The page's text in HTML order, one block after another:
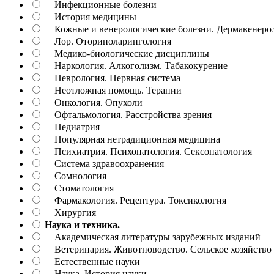
Инфекционные болезни
История медицины
Кожные и венерологические болезни.
Лор. Оториноларингология
Медико-биологические дисциплины
Наркология. Алкоголизм. Табакокурение
Неврология. Нервная система
Неотложная помощь. Терапии
Онкология. Опухоли
Офтальмология. Расстройства зрения
Педиатрия
Популярная нетрадиционная медицина
Психиатрия. Психопатология. Сексопатология
Система здравоохранения
Сомнология
Стоматология
Фармакология. Рецептура. Токсикология
Хирургия
Наука и техника.
Академическая литературы зарубежных изданий
Ветеринария. Животноводство. Сельское хозяйство
Естественные науки